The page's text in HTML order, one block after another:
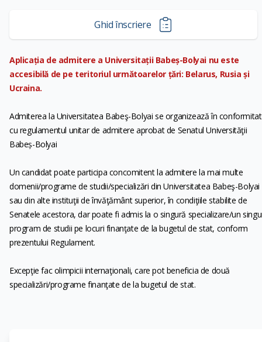
Ghid înscriere
Aplicația de admitere a Universitații Babeș-Bolyai nu este
accesibilă de pe teritoriul următoarelor țări: Belarus, Rusia și
Ucraina.
Admiterea la Universitatea Babeş-Bolyai se organizează în
cu regulamentul unitar de admitere aprobat de Senatul Universităţii
Babeș-Bolyai
Un candidat poate participa concomitent la admitere la mai multe
domenii/programe de studii/specializări din Universitatea Babeş-Bolyai
sau din alte instituţii de învăţământ superior, în condiţiile stabilite de
Senatele acestora, dar poate fi admis la o singură specializare/un
program de studii pe locuri finanţate de la bugetul de stat, conform
prezentului Regulament.
Excepţie fac olimpicii internaţionali, care pot beneficia de două
specializări/programe finanţate de la bugetul de stat.